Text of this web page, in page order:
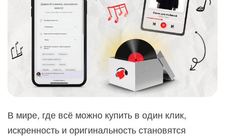
В мире, где всё можно купить в один клик,
искренность и оригинальность становятся